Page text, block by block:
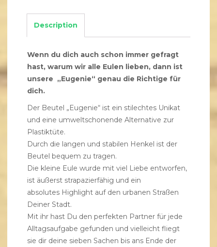
Description
Wenn du dich auch schon immer gefragt
hast, warum wir alle Eulen lieben, dann ist
unsere „Eugenie“ genau die Richtige für
dich.
Der Beutel „Eugenie“ ist ein stilechtes Unikat
und eine umweltschonende Alternative zur
Plastiktüte.
Durch die langen und stabilen Henkel ist der
Beutel bequem zu tragen.
Die kleine Eule wurde mit viel Liebe entworfen,
ist äußerst strapazierfähig und ein
absolutes Highlight auf den urbanen Straßen
Deiner Stadt.
Mit ihr hast Du den perfekten Partner für jede
Alltagsaufgabe gefunden und vielleicht fliegt
sie dir deine sieben Sachen bis ans Ende der